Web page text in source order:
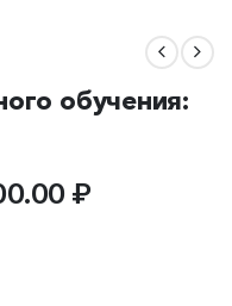
обучения:
₽.
₽Текущая